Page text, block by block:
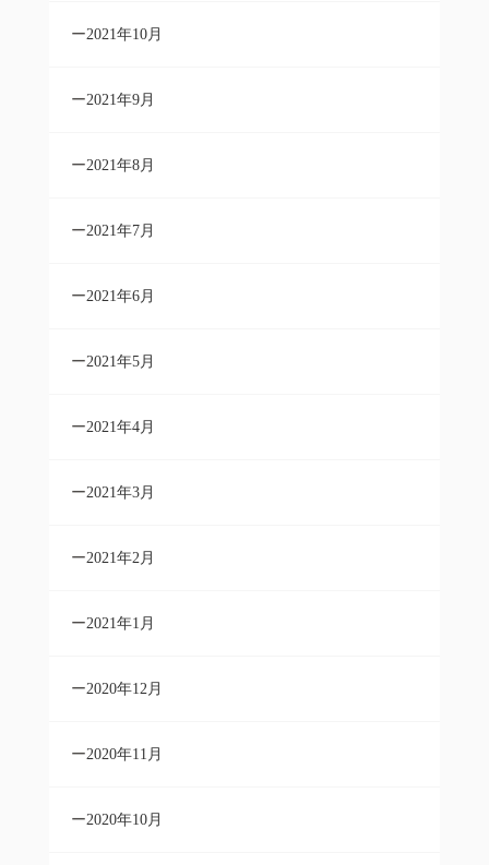
2021年10月
2021年9月
2021年8月
2021年7月
2021年6月
2021年5月
2021年4月
2021年3月
2021年2月
2021年1月
2020年12月
2020年11月
2020年10月